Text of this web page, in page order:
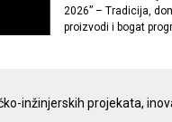
2026” – Tradicija,
proizvodi i bogat